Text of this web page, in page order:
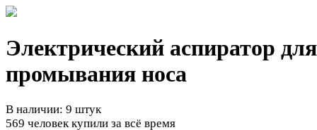
Электрический аспиратор для
промывания носа
В наличии: 9 штук
569 человек купили за всё время